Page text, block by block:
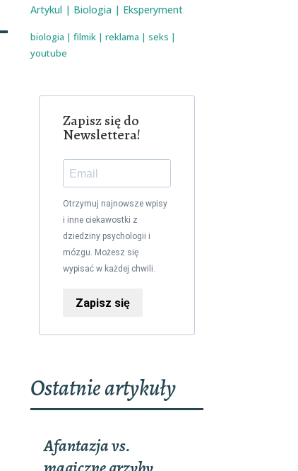
Artykul| Biologia| Eksperyment
biologia | filmik| reklama | seks |
youtube
Zapisz się do
Newslettera!
Otrzymuj najnowsze wpisy
i inne ciekawostki z
dziedziny psychologii i
mózgu. Możesz się
wypisać w każdej chwili.
Zapisz się
Ostatnie artykuły
Afantazja vs.